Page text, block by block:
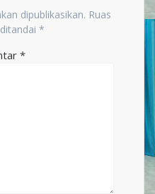
dipublikasikan. Ruas
*
*